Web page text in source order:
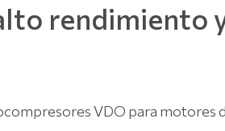
rendimiento
VDO para motores